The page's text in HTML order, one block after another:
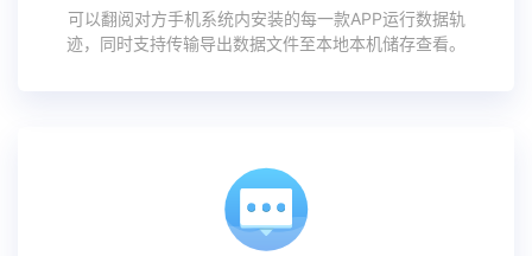
可以翻阅对方手机系统内安装的每一款APP运行数据轨
迹，同时支持传输导出数据文件至本地本机储存查看。